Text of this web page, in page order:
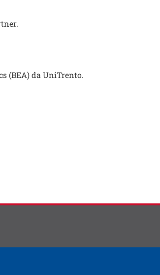
(BEA) da UniTrento.